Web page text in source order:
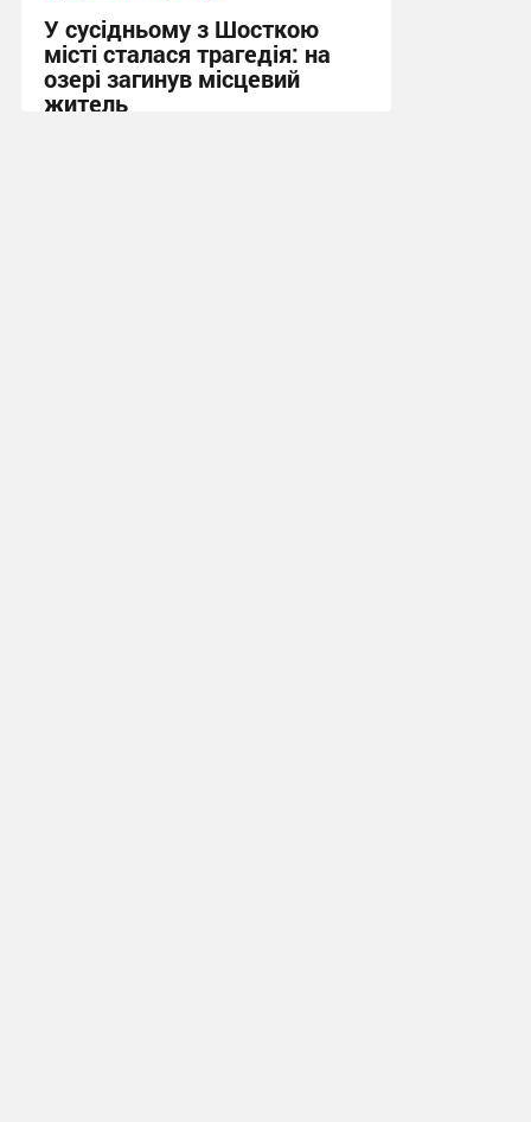
У сусідньому з Шосткою
місті сталася трагедія: на
озері загинув місцевий
житель